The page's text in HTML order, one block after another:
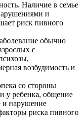
Наличие в семье
и
риск пивного
обычно
с
возбудимость и
со стороны
у ребенка, общение
и нарушение
риска пивного